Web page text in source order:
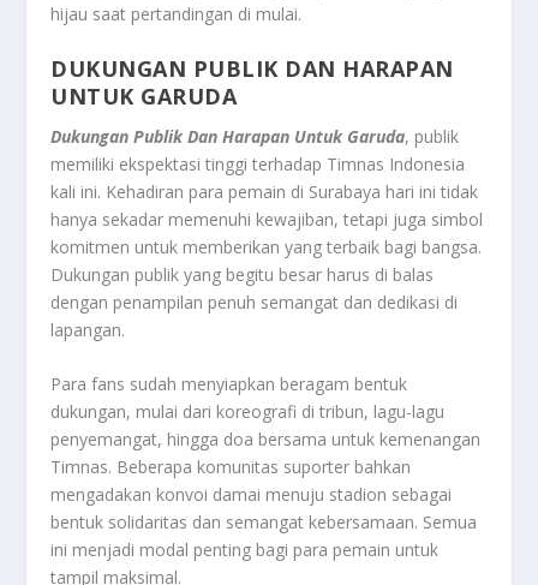
hijau saat pertandingan di mulai.
DUKUNGAN PUBLIK DAN HARAPAN
UNTUK GARUDA
Dukungan Publik Dan Harapan Untuk Garuda, publik
memiliki ekspektasi tinggi terhadap Timnas Indonesia
kali ini. Kehadiran para pemain di Surabaya hari ini tidak
hanya sekadar memenuhi kewajiban, tetapi juga simbol
komitmen untuk memberikan yang terbaik bagi bangsa.
Dukungan publik yang begitu besar harus di balas
dengan penampilan penuh semangat dan dedikasi di
lapangan.
Para fans sudah menyiapkan beragam bentuk
dukungan, mulai dari koreografi di tribun, lagu-lagu
penyemangat, hingga doa bersama untuk kemenangan
Timnas. Beberapa komunitas suporter bahkan
mengadakan konvoi damai menuju stadion sebagai
bentuk solidaritas dan semangat kebersamaan. Semua
ini menjadi modal penting bagi para pemain untuk
tampil maksimal.